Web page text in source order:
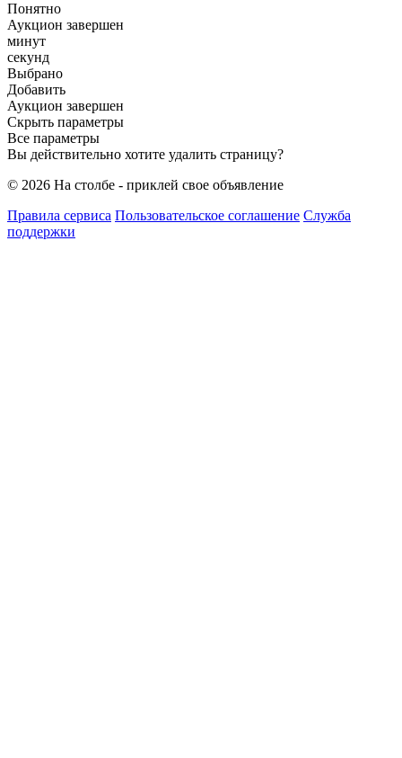
Понятно
Аукцион завершен
минут
секунд
Выбрано
Добавить
Аукцион завершен
Скрыть параметры
Все параметры
Вы действительно хотите удалить страницу?
© 2026 На столбе - приклей свое объявление
Правила сервиса Пользовательское соглашение Служба
поддержки